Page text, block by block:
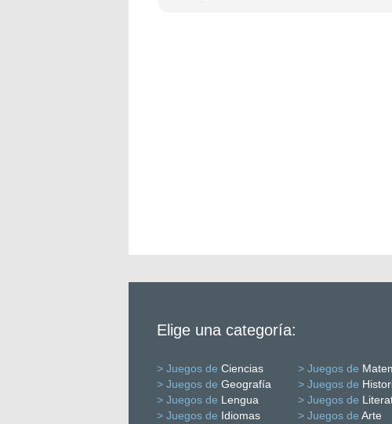
Elige una categoría:
> Juegos de Ciencias > Juegos de
> Juegos de Geografía > Juegos de
> Juegos de Lengua > Juegos de
> Juegos de Idiomas > Juegos de Arte